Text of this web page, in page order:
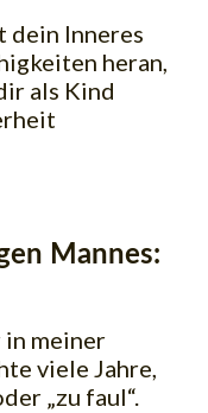
dein Inneres
heran,
als Kind
Mannes:
in meiner
viele Jahre,
„zu faul“.